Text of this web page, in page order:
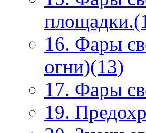
16. Фары
огни)(13)
17. Фары
19.